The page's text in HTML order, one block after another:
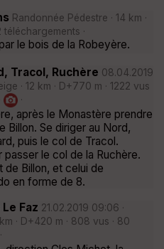
Randonnée Pédestre · 14 km ·
téléchargements ·
le bois de la Robeyère.
Tracol, Ruchère 08.04.2019
· 12 km · D+770 m · 1222 vus
·
après le Monastère prendre
Billon. Se diriger au Nord,
puis le col de Tracol.
le col de la Ruchère.
de Billon, et celui de
en forme de 8.
Faz 21.02.2019 09:06 ·
· D+420 m · 808 vus · 80
·